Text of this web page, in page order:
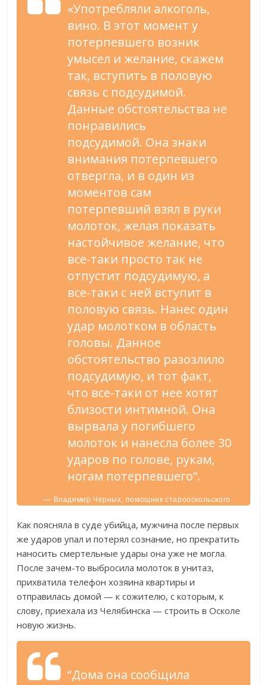
«Употребляли алкоголь,
вино. В этот момент у
потерпевшего возник
умысел и желание, скажем
так, вступить в половую
связь с подсудимой.
Данные обстоятельства не
понравились
подсудимой. Она знаки
внимания потерпевшего
отвергла, и в один из
моментов сам
потерпевший взял в руки
молоток, желая показать
настойчивое желание, что
все-таки просто так не
отпустит подсудимую, а
все-таки с ней вступит в
половую связь. Нанес один
удар молотком в область
головы. Данное
обстоятельство разозлило
подсудимую, и тот факт,
что все-таки от нее хотят
близости интимной. Она
вырвала у погибшего
молоток и нанесла более 30
ударов по голове, рукам,
ногам потерпевшего”.
— Владимир Черных, помощник старооскольского
городского прокурора.
Как поясняла в суде убийца, мужчина после первых
же ударов упал и потерял сознание, но прекратить
наносить смертельные удары она уже не могла.
После зачем-то выбросила молоток в унитаз,
прихватила телефон хозяина квартиры и
отправилась домой — к сожителю, с которым, к
слову, приехала из Челябинска — строить в Осколе
новую жизнь.
“Дома она сообщила